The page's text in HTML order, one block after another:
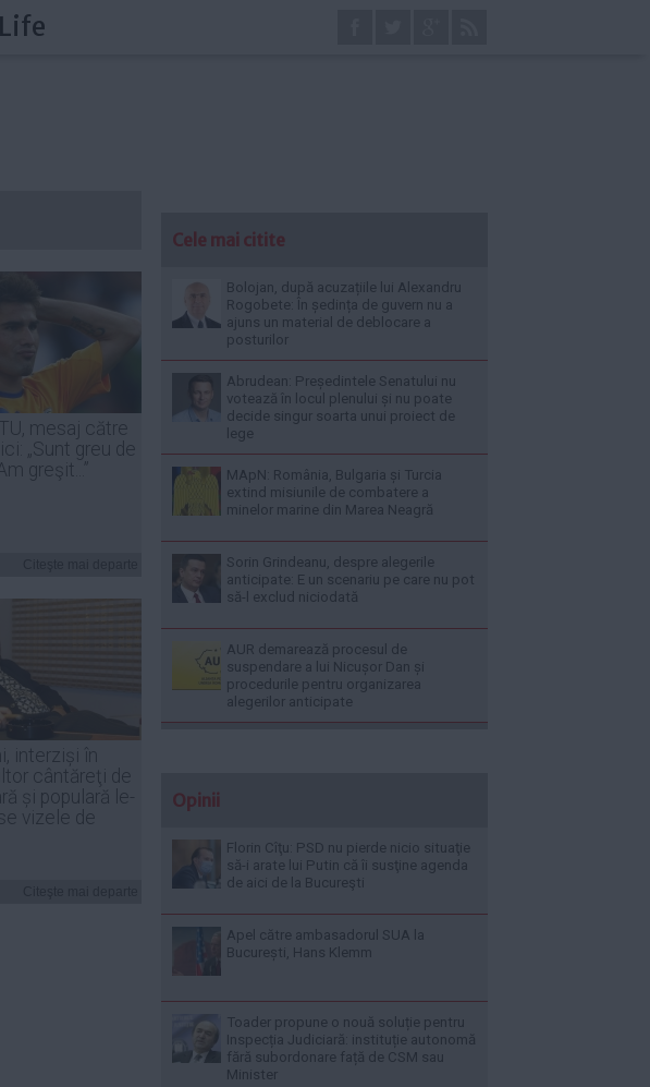
Life
mesaj către
„Sunt greu de
greşit...”
interziși în
cântăreţi de
și populară le-
vizele de
Cele mai citite
Bolojan, după acuzațiile lui Alexandru
Rogobete: În ședința de guvern nu a
ajuns un material de deblocare a
posturilor
Abrudean: Președintele Senatului nu
votează în locul plenului și nu poate
decide singur soarta unui proiect de
lege
MApN: România, Bulgaria și Turcia
extind misiunile de combatere a
minelor marine din Marea Neagră
Sorin Grindeanu, despre alegerile
anticipate: E un scenariu pe care nu pot
să-l exclud niciodată
AUR demarează procesul de
suspendare a lui Nicușor Dan și
procedurile pentru organizarea
alegerilor anticipate
Opinii
Florin Cîţu: PSD nu pierde nicio situaţie
să-i arate lui Putin că îi susţine agenda
de aici de la Bucureşti
Apel către ambasadorul SUA la
București, Hans Klemm
Toader propune o nouă soluție pentru
Inspecția Judiciară: instituție autonomă
fără subordonare față de CSM sau
Minister